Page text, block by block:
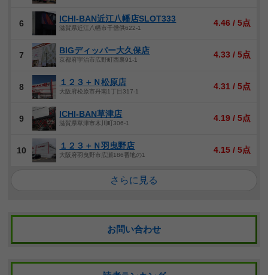
6 ICHI-BAN近江八幡店SLOT333
滋賀県近江八幡市千僧供622-1
4.46 / 5点
7 BIGディッパー大久保店
京都府宇治市広野町西裏91-1
4.33 / 5点
8 １２３＋Ｎ松原店
大阪府松原市丹南1丁目317-1
4.31 / 5点
9 ICHI-BAN草津店
滋賀県草津市木川町306-1
4.19 / 5点
10 １２３＋Ｎ羽曳野店
大阪府羽曳野市広瀬186番地の1
4.15 / 5点
さらに見る
お問い合わせ